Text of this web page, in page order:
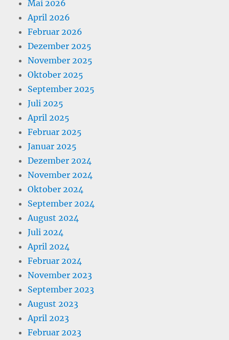
Mai 2026
April 2026
Februar 2026
Dezember 2025
November 2025
Oktober 2025
September 2025
Juli 2025
April 2025
Februar 2025
Januar 2025
Dezember 2024
November 2024
Oktober 2024
September 2024
August 2024
Juli 2024
April 2024
Februar 2024
November 2023
September 2023
August 2023
April 2023
Februar 2023